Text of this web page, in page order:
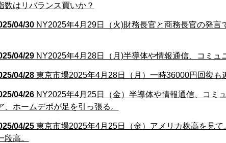
数はリバランス買いか？
04/30 NY2025年4月29日（火)財務長官と商務長官の発言
04/29 NY2025年4月28日（月)半導体や情報通信、コミュ
04/28 東京市場2025年4月28日（月）一時36000円回復も
04/26 NY2025年4月25日（金）半導体や情報通信、コミ
、ホームデポが足を引っ張る。
04/25 東京市場2025年4月25日（金）アメリカ株高を見
段高。